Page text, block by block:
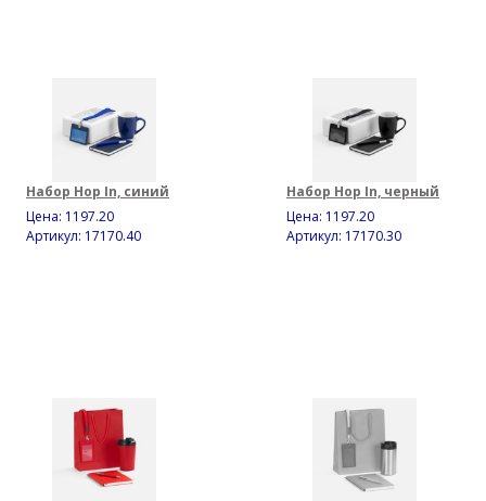
Набор Hop In, синий
Цена: 1197.20
Артикул: 17170.40
Набор Hop In, черный
Цена: 1197.20
Артикул: 17170.30